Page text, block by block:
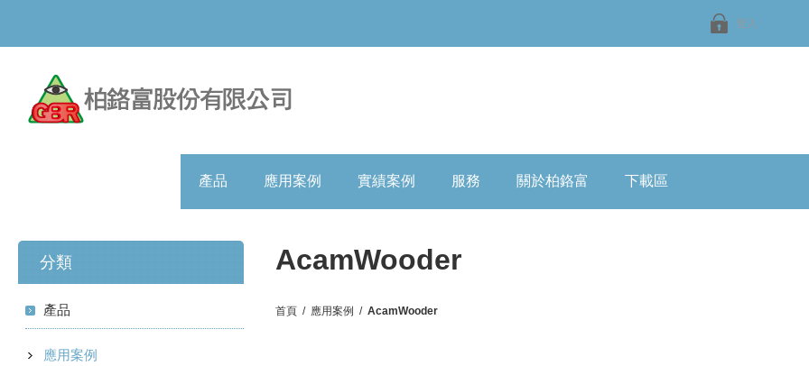
登入
產品 應用案例 實績案例 服務 關於柏鉻富 下載區
AcamWooder
首頁 / 應用案例 / AcamWooder
分類
產品
應用案例